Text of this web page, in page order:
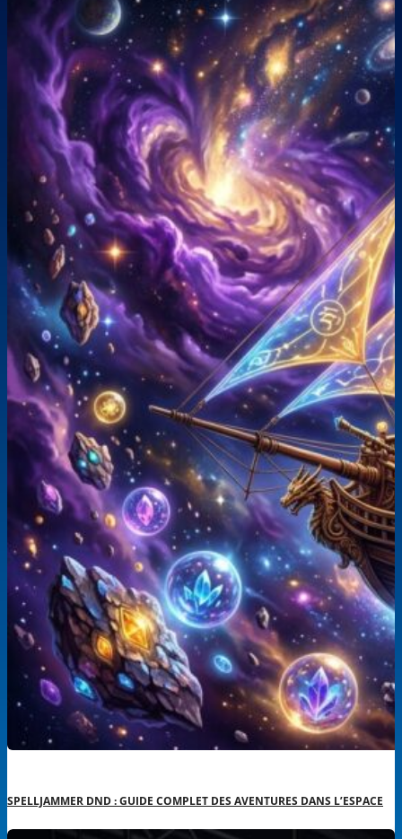
SPELLJAMMER DND : GUIDE COMPLET DES AVENTURES DANS L’ESPACE